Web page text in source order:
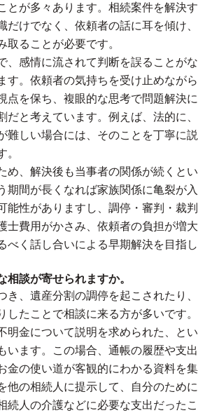
とが多々あります。相続案件を解決す
だけでなく、依頼者の話に耳を傾け、
取ることが必要です。
、感情に流されて判断を誤ることがな
す。依頼者の気持ちを受け止めながら
点を保ち、複眼的な思考で問題解決に
だと考えています。例えば、法的に、
難しい場合には、そのことを丁寧に説
。
め、解決後も当事者の関係が続くとい
期間が長くなれば家族関係に亀裂が入
能性がありますし、調停・審判・裁判
士費用がかさみ、依頼者の負担が増大
べく話し合いによる早期解決を目指し
相談が寄せられますか。
き、遺産分割の調停を起こされたり、
したことで相談に来る方が多いです。
明金について説明を求められた、とい
います。この場合、通帳の履歴や支出
金の使い道が客観的にわかる資料を集
他の相続人に提示して、自分のために
続人の介護などに必要な支出だったこ